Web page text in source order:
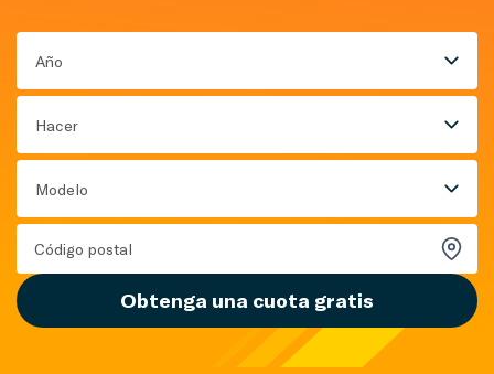
Año
Hacer
Modelo
Obtenga una cuota gratis